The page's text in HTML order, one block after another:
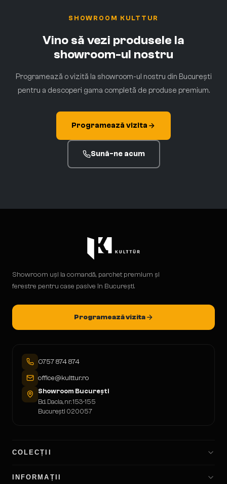
SHOWROOM KULTTUR
Vino să vezi produsele la
showroom-ul nostru
Programează o vizită la showroom-ul nostru din București
pentru a descoperi gama completă de produse premium.
Programează vizita
Sună-ne acum
Showroom uși la comandă, parchet premium și
ferestre pentru case pasive în București.
Programează vizita
0757 874 874
office@kulttur.ro
Showroom București
Bd. Dacia, nr. 153-155
București 020057
COLECȚII
INFORMAȚII